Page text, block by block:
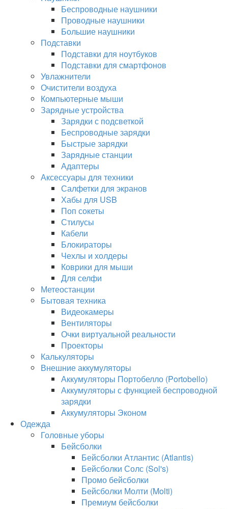
Беспроводные наушники
Проводные наушники
Большие наушники
Подставки
Подставки для ноутбуков
Подставки для смартфонов
Увлажнители
Очистители воздуха
Компьютерные мыши
Зарядные устройства
Зарядки с подсветкой
Беспроводные зарядки
Быстрые зарядки
Зарядные станции
Адаптеры
Аксессуары для техники
Салфетки для экранов
Хабы для USB
Поп сокеты
Стилусы
Кабели
Блокираторы
Чехлы и холдеры
Коврики для мыши
Для селфи
Метеостанции
Бытовая техника
Видеокамеры
Вентиляторы
Очки виртуальной реальности
Проекторы
Калькуляторы
Внешние аккумуляторы
Аккумуляторы Портобелло (Portobello)
Аккумуляторы с функцией беспроводной
зарядки
Аккумуляторы Эконом
Одежда
Головные уборы
Бейсболки
Бейсболки Атлантис (Atlantis)
Бейсболки Солс (Sol's)
Промо бейсболки
Бейсболки Молти (Molti)
Премиум бейсболки